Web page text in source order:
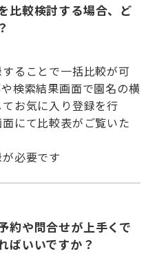
比較検討する場合、ど
ることで一括比較が可
検索結果画面で園名の横
お気に入り登録を行
にて比較表がご覧いた
必要です
約や問合せが上手くで
ばいいですか？